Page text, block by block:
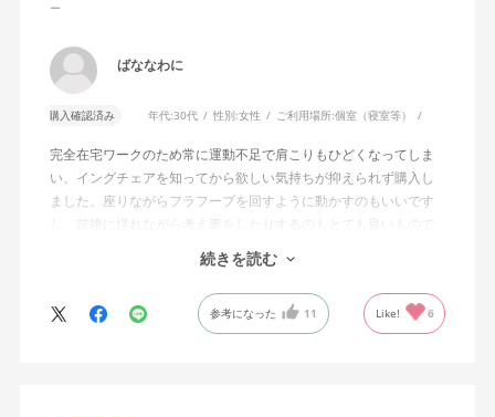
ー
ばななわに
購入確認済み 年代:30代 性別:女性 ご利用場所:個室（寝室等）
完全在宅ワークのため常に運動不足で肩こりもひどくなってしま
い、イングチェアを知ってから欲しい気持ちが抑えられず購入し
ました。座りながらフラフープを回すように動かすのもいいです
し、前後に揺れながら考え事をしたりするのもとても良いもので
す。カチャカチャ音が鳴るわけではないのですが、オフィスで揺
れてばっかだと怒られそうですが、自宅なら何も気にせずに使え
特に前後に揺らす時にヘッドレストありで購入して良かったと思
えます。揺れを止める機能もちゃんとあります。
続きを読む
参考になった 11 Like! 6